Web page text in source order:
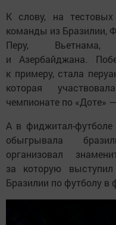
К слову, на
команды из Бразилии,
Перу, Вьетнама,
и Азербайджана.
к примеру, стала
которая
чемпионате по «Доте»
А в фиджитал-
обыгрывала
организовал
за которую
Бразилии по футболу в